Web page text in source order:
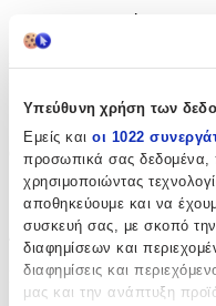
Υπεύθυνη χρήση των
Εμείς και οι 1022
προσωπικά σας δεδομένα,
χρησιμοποιώντας
αποθηκεύουμε και να
συσκευή σας, με σκοπό
διαφημίσεων και
διαφημίσεις και
μας και την ανάπτυξη
Νηπιαγωγείου
lt
Θέμα:
Minnie
Διαστάσεις
Μήκος: